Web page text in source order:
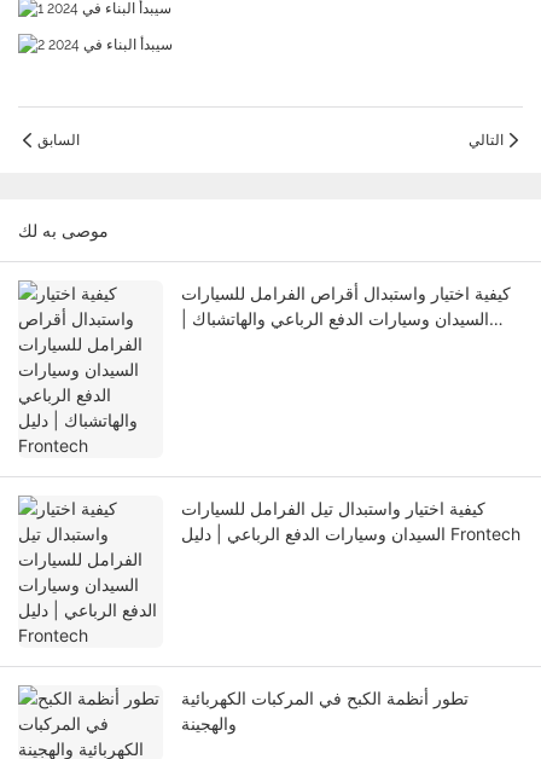
السابق التالي
موصى به لك
كيفية اختيار واستبدال أقراص الفرامل للسيارات
السيدان وسيارات الدفع الرباعي والهاتشباك |
كيفية اختيار واستبدال تيل الفرامل للسيارات
السيدان وسيارات الدفع الرباعي | دليل Frontech
تطور أنظمة الكبح في المركبات الكهربائية
والهجينة